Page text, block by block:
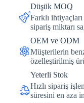
Düşük MOQ
Farklı
sipariş miktarı
OEM ve ODM
Müşterilerin
özelleştirilmiş
Yeterli Stok
Hızlı sipariş
süresini en aza